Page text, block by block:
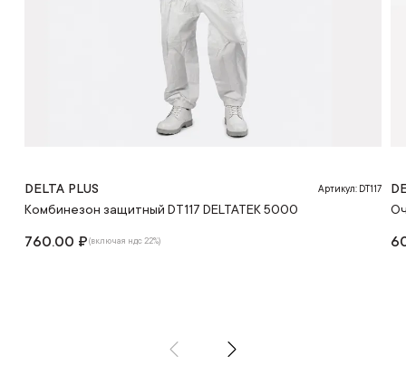
DELTA PLUS Артикул: DT117
Комбинезон защитный DT117 DELTATEK 5000
760.00 ₽(включая ндс 22%)